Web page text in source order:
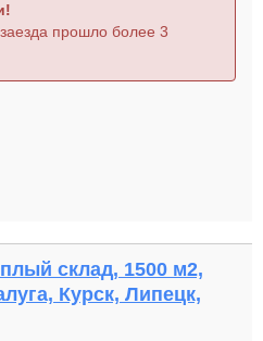
прошло более 3
склад, 1500 м2,
Курск, Липецк,